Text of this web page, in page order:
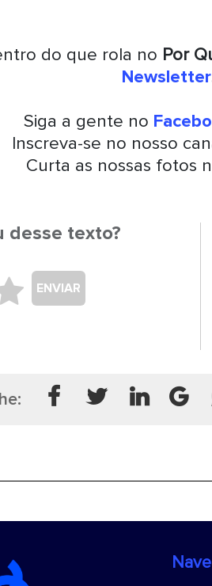
do que rola no Por
Newsletter
Siga a gente no
Inscreva-se no nosso
Curta as nossas fotos
desse texto?
ENVIAR